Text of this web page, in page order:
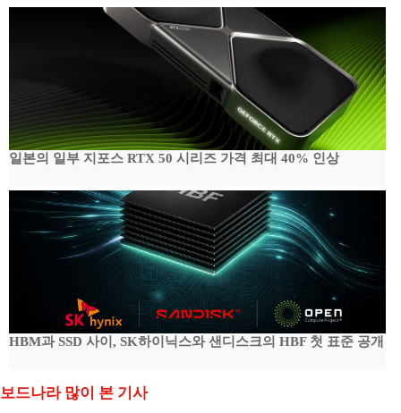
일본의 일부 지포스 RTX 50 시리즈 가격 최대 40% 인상
HBM과 SSD 사이, SK하이닉스와 샌디스크의 HBF 첫 표준 공개
보드나라 많이 본 기사